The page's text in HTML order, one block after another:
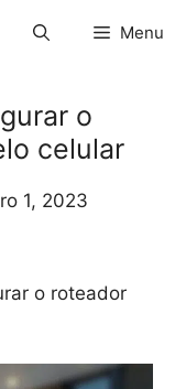
Menu
o
celular
1, 2023
o roteador